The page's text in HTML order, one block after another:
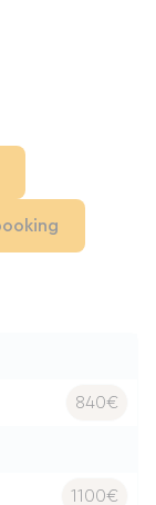
840€
1100€